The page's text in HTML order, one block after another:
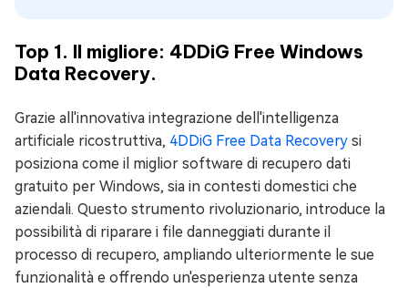
Top 1. Il migliore: 4DDiG Free Windows
Data Recovery.
Grazie all'innovativa integrazione dell'intelligenza
artificiale ricostruttiva, 4DDiG Free Data Recovery si
posiziona come il miglior software di recupero dati
gratuito per Windows, sia in contesti domestici che
aziendali. Questo strumento rivoluzionario, introduce la
possibilità di riparare i file danneggiati durante il
processo di recupero, ampliando ulteriormente le sue
funzionalità e offrendo un'esperienza utente senza